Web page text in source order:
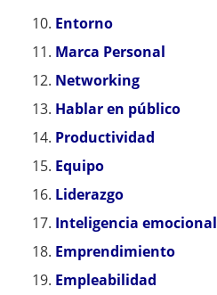
Entorno
Marca Personal
Networking
Hablar en público
Productividad
Equipo
Liderazgo
Inteligencia emocional
Emprendimiento
Empleabilidad